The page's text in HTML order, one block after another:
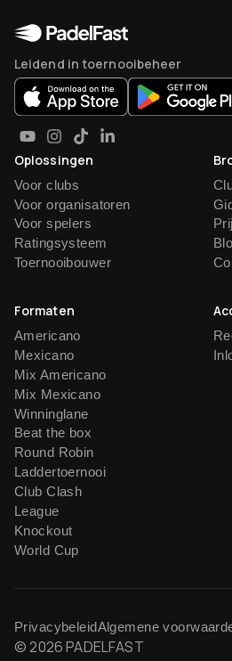
Leidend in toernooibeheer
Oplossingen
Voor clubs
Voor organisatoren
Voor spelers
Ratingsysteem
Toernooibouwer
Formaten
Americano
Mexicano
Mix Americano
Mix Mexicano
Winninglane
Beat the box
Round Robin
Laddertoernooi
Club Clash
League
Knockout
World Cup
© 2026 PADELFAST
PrivacybeleidAlgemene